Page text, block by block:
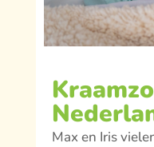
Max en Iris